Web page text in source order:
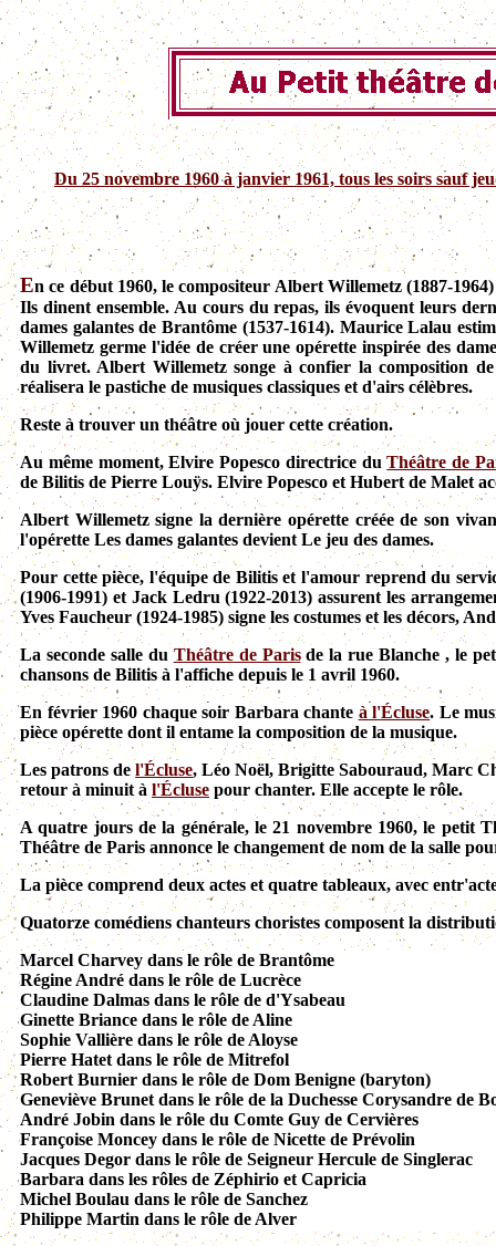
Du 25 novembre 1960 à janvier 1961, tous les soirs sauf
En ce début 1960, le compositeur Albert Willemetz (1887-
Ils dinent ensemble. Au cours du repas, ils évoquent leurs
dames galantes de Brantôme (1537-1614). Maurice Lalau
Willemetz germe l'idée de créer une opérette inspirée des
du livret. Albert Willemetz songe à confier la composition
réalisera le pastiche de musiques classiques et d'airs célèbres.
Reste à trouver un théâtre où jouer cette création.
Au même moment, Elvire Popesco directrice duThéâtre de
de Bilitis de Pierre Louÿs. Elvire Popesco et Hubert de Malet
Albert Willemetz signe la dernière opérette créée de son
l'opérette Les dames galantes devient Le jeu des dames.
Pour cette pièce, l'équipe de Bilitis et l'amour reprend du
(1906-1991) et Jack Ledru(1922-2013)assurent les
Yves Faucheur (1924-1985) signe les costumes et les décors,
La seconde salle du Théâtre de Parisde la rue Blanche , le
chansons de Bilitis à l'affiche depuis le 1 avril 1960.
En février 1960 chaque soir Barbara chante à l'Écluse. Le
pièce opérette dont il entame la composition de la musique.
Les patrons del'Écluse, Léo Noël, Brigitte Sabouraud, Marc
retour à minuit à l'Écluse pour chanter. Elle accepte le rôle.
A quatre jours de la générale, le 21 novembre 1960, le petit
Théâtre de Paris annonce le changement de nom de la salle
La pièce comprend deux actes et quatre tableaux, avec
Quatorze comédiens chanteurs choristes composent la
Marcel Charvey dans le rôle de Brantôme
Régine André dans le rôle de Lucrèce
Claudine Dalmas dans le rôle de d'Ysabeau
Ginette Briance dans le rôle de Aline
Sophie Vallière dans le rôle de Aloyse
Pierre Hatet dans le rôle de Mitrefol
Robert Burnier dans le rôle de Dom Benigne (baryton)
Geneviève Brunet dans le rôle de la Duchesse Corysandre de
André Jobin dans le rôle du Comte Guy de Cervières
Françoise Moncey dans le rôle de Nicette de Prévolin
Jacques Degor dans le rôle de Seigneur Hercule de Singlerac
Barbara dans les rôles de Zéphirio et Capricia
Michel Boulau dans le rôle de Sanchez
Philippe Martin dans le rôle de Alver